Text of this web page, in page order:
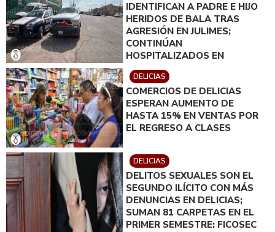
IDENTIFICAN A PADRE E HIJO
HERIDOS DE BALA TRAS
AGRESIÓN EN JULIMES;
CONTINÚAN
HOSPITALIZADOS EN
DELICIAS
DELICIAS
COMERCIOS DE DELICIAS
ESPERAN AUMENTO DE
HASTA 15% EN VENTAS POR
EL REGRESO A CLASES
DELICIAS
DELITOS SEXUALES SON EL
SEGUNDO ILÍCITO CON MÁS
DENUNCIAS EN DELICIAS;
SUMAN 81 CARPETAS EN EL
PRIMER SEMESTRE: FICOSEC